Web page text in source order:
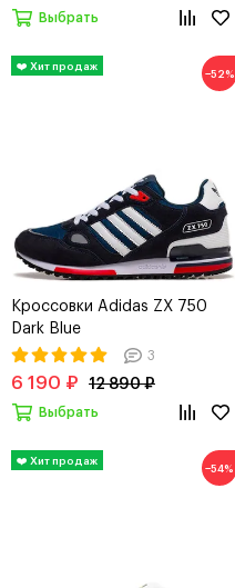
Выбрать
−52%
Кроссовки Adidas ZX 750
Dark Blue
3
6 190 ₽ 12 890 ₽
Выбрать
−54%